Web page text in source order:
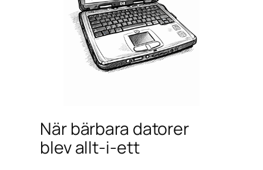
När bärbara datorer
blev allt-i-ett